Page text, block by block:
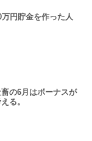
円貯金を作った人
の6月はボーナスが
る。